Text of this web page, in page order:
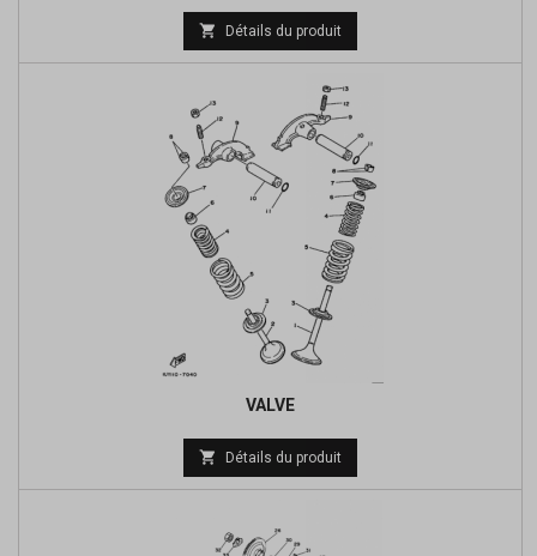
Prix
de
 Détails du produit
VALVE
Prix
de
 Détails du produit